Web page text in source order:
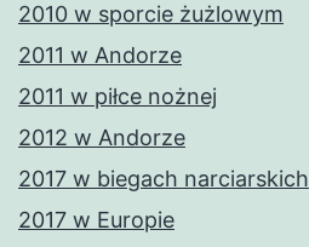
2010 w sporcie żużlowym
2011 w Andorze
2011 w piłce nożnej
2012 w Andorze
2017 w biegach narciarskich
2017 w Europie